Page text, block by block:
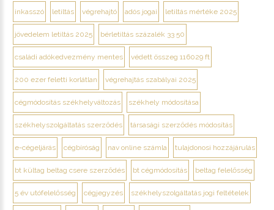
inkasszó letiltás végrehajtó adós jogai letiltás mértéke 2025
jövedelem letiltás 2025 bérletiltás százalék 33 50
családi adókedvezmény mentes védett összeg 116029 ft
200 ezer feletti korlátlan végrehajtás szabályai 2025
cégmódosítás székhelyváltozás székhely módosítása
székhelyszolgáltatás szerződés társasági szerződés módosítás
e-cégeljárás cégbíróság nav online számla tulajdonosi hozzájárulás
bt kültag beltag csere szerződés bt cégmódosítás beltag felelősség
5 év utófelelősség cégjegyzés székhelyszolgáltatás jogi feltételek